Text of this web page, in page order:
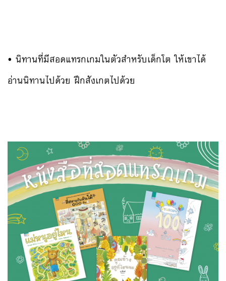
• นิทานที่มีสอดแทรกเกมในตัวสำหรับเด็กโต ให้เขาได้
อ่านนิทานไปด้วย ฝึกสังเกตไปด้วย